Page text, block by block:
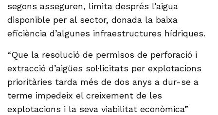
segons asseguren, limita després l’aigua
disponible per al sector, donada la baixa
eficiència d’algunes infraestructures hídriques.
“Que la resolució de permisos de perforació i
extracció d’aigües sol·licitats per explotacions
prioritàries tarda més de dos anys a dur-se a
terme impedeix el creixement de les
explotacions i la seva viabilitat econòmica”